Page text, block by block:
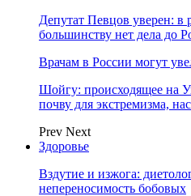
Депутат Певцов уверен: в
большинству нет дела до
Врачам в России могут
Шойгу: происходящее на
почву для экстремизма,
Prev Next
Здоровье
Вздутие и изжога:
непереносимость бобовых